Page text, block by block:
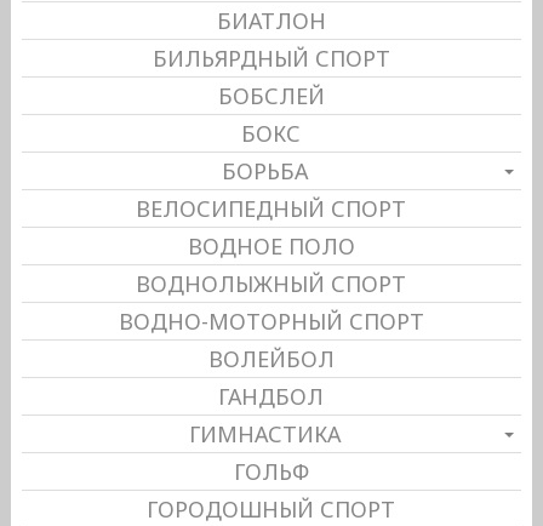
БИАТЛОН
БИЛЬЯРДНЫЙ СПОРТ
БОБСЛЕЙ
БОКС
БОРЬБА
ВЕЛОСИПЕДНЫЙ СПОРТ
ВОДНОЕ ПОЛО
ВОДНОЛЫЖНЫЙ СПОРТ
ВОДНО-МОТОРНЫЙ СПОРТ
ВОЛЕЙБОЛ
ГАНДБОЛ
ГИМНАСТИКА
ГОЛЬФ
ГОРОДОШНЫЙ СПОРТ